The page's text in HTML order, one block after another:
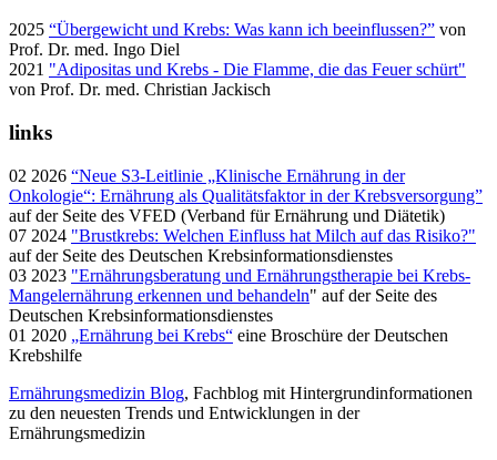
2025 “Übergewicht und Krebs: Was kann ich beeinflussen?” von
Prof. Dr. med. Ingo Diel
2021 "Adipositas und Krebs - Die Flamme, die das Feuer schürt"
von Prof. Dr. med. Christian Jackisch
links
02 2026 “Neue S3-Leitlinie „Klinische Ernährung in der
Onkologie“: Ernährung als Qualitätsfaktor in der Krebsversorgung”
auf der Seite des VFED (Verband für Ernährung und Diätetik)
07 2024 "Brustkrebs: Welchen Einfluss hat Milch auf das Risiko?"
auf der Seite des Deutschen Krebsinformationsdienstes
03 2023 "Ernährungsberatung und Ernährungstherapie bei Krebs-
Mangelernährung erkennen und behandeln" auf der Seite des
Deutschen Krebsinformationsdienstes
01 2020 „Ernährung bei Krebs“ eine Broschüre der Deutschen
Krebshilfe
Ernährungsmedizin Blog, Fachblog mit Hintergrundinformationen
zu den neuesten Trends und Entwicklungen in der
Ernährungsmedizin